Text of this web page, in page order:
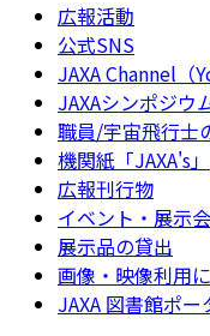
広報活動
公式SNS
JAXA Channel（
JAXAシンポジウ
職員/宇宙飛行士
機関紙「JAXA's」
広報刊行物
イベント・展示
展示品の貸出
画像・映像利用
JAXA 図書館ポー